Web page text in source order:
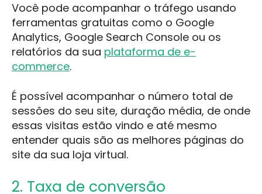
Você pode acompanhar o tráfego usando
ferramentas gratuitas como o Google
Analytics, Google Search Console ou os
relatórios da sua plataforma de e-
commerce.
É possível acompanhar o número total de
sessões do seu site, duração média, de onde
essas visitas estão vindo e até mesmo
entender quais são as melhores páginas do
site da sua loja virtual.
2. Taxa de conversão